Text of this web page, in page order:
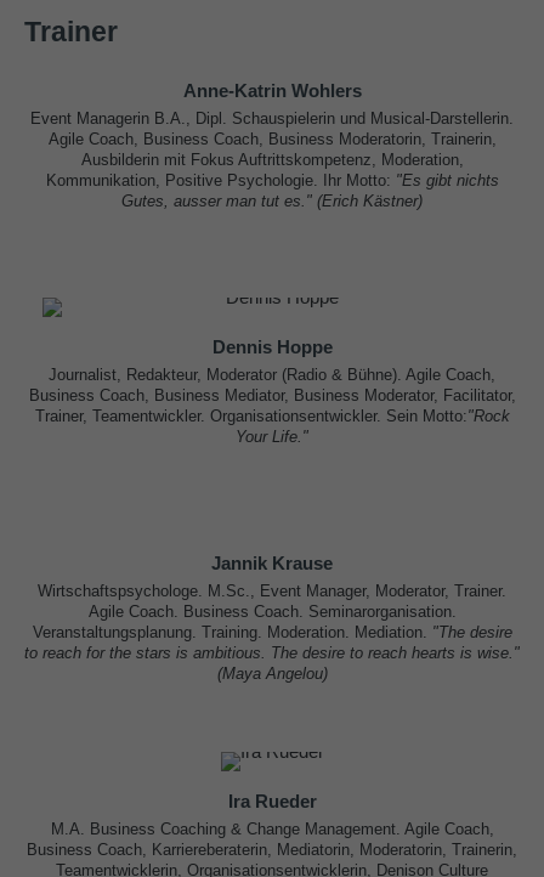
Trainer
Anne-Katrin Wohlers
Event Managerin B.A., Dipl. Schauspielerin und Musical-Darstellerin.
Agile Coach, Business Coach, Business Moderatorin, Trainerin,
Ausbilderin mit Fokus Auftrittskompetenz, Moderation,
Kommunikation, Positive Psychologie. Ihr Motto: "Es gibt nichts
Gutes, ausser man tut es." (Erich Kästner)
Dennis Hoppe
Journalist, Redakteur, Moderator (Radio & Bühne). Agile Coach,
Business Coach, Business Mediator, Business Moderator, Facilitator,
Trainer, Teamentwickler. Organisationsentwickler. Sein Motto:"Rock
Your Life."
Jannik Krause
Wirtschaftspsychologe. M.Sc., Event Manager, Moderator, Trainer.
Agile Coach. Business Coach. Seminarorganisation.
Veranstaltungsplanung. Training. Moderation. Mediation. "The desire
to reach for the stars is ambitious. The desire to reach hearts is wise."
(Maya Angelou)
Ira Rueder
M.A. Business Coaching & Change Management. Agile Coach,
Business Coach, Karriereberaterin, Mediatorin, Moderatorin, Trainerin,
Teamentwicklerin, Organisationsentwicklerin, Denison Culture